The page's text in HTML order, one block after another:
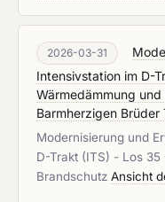
2026-03-31
Intensivstation im D-
Wärmedämmung
Barmherzigen Brüder
Modernisierung und
D-Trakt (ITS) - Los
Brandschutz Ansicht